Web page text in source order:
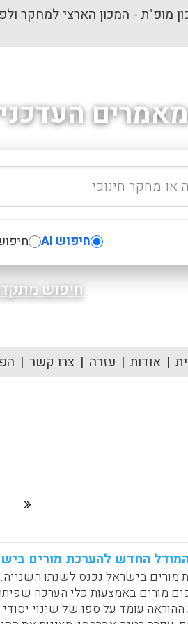
מופ"ת - המכון הארצי למחקר
חיפוש AI
חיפוש
אודות עזרה צרו קשר
החדש להערכת מורים
מורים בישראל נכנס לשנתו השנייה.
מורים באמצעות כלי הערכה
עומד על ספו של שינוי